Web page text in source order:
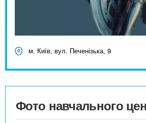
м. Київ, вул. Печенізька, 9
Фото навчального